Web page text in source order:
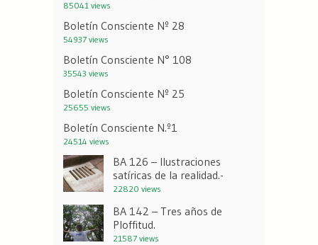
85041 views
Boletín Consciente Nº 28
54937 views
Boletín Consciente N° 108
35543 views
Boletín Consciente Nº 25
25655 views
Boletín Consciente N.º1
24514 views
BA 126 – Ilustraciones
satíricas de la realidad.-
22820 views
BA 142 – Tres años de
Ploffitud.
21587 views